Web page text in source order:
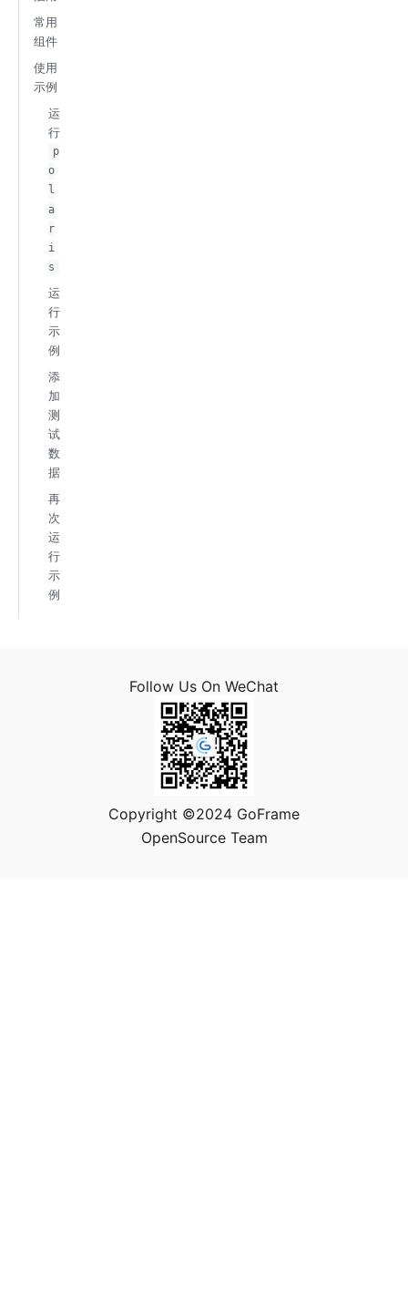
常用
组件
使用
示例
运
行
p
o
l
a
r
i
s
运
行
示
例
添
加
测
试
数
据
再
次
运
行
示
例
Follow Us On WeChat
Copyright ©2024 GoFrame
OpenSource Team